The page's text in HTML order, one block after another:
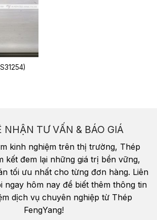
NHẬN TƯ VẤN & BÁO GIÁ
kinh nghiệm trên thị trường, Thép
kết đem lại những giá trị bền vững,
tối ưu nhất cho từng đơn hàng. Liên
ngay hôm nay để biết thêm thông tin
dịch vụ chuyên nghiệp từ Thép
FengYang!